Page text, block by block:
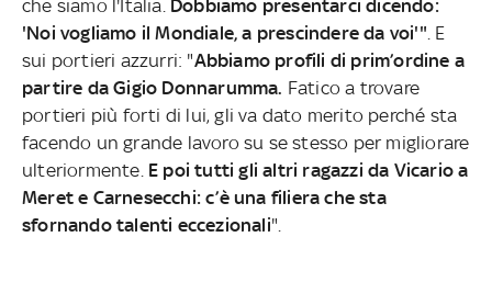
che siamo l'Italia. Dobbiamo presentarci dicendo:
'Noi vogliamo il Mondiale, a prescindere da voi'" . E
sui portieri azzurri: "Abbiamo profili di prim’ordine a
partire da Gigio Donnarumma. Fatico a trovare
portieri più forti di lui, gli va dato merito perché sta
facendo un grande lavoro su se stesso per migliorare
ulteriormente. E poi tutti gli altri ragazzi da Vicario a
Meret e Carnesecchi: c’è una filiera che sta
sfornando talenti eccezionali".